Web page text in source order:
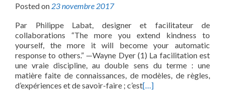
Posted on 23 novembre 2017
Par Philippe Labat, designer et facilitateur de
collaborations “The more you extend kindness to
yourself, the more it will become your automatic
response to others.” —Wayne Dyer (1) La facilitation est
une vraie discipline, au double sens du terme : une
matière faite de connaissances, de modèles, de règles,
d’expériences et de savoir-faire ; c’est[…]